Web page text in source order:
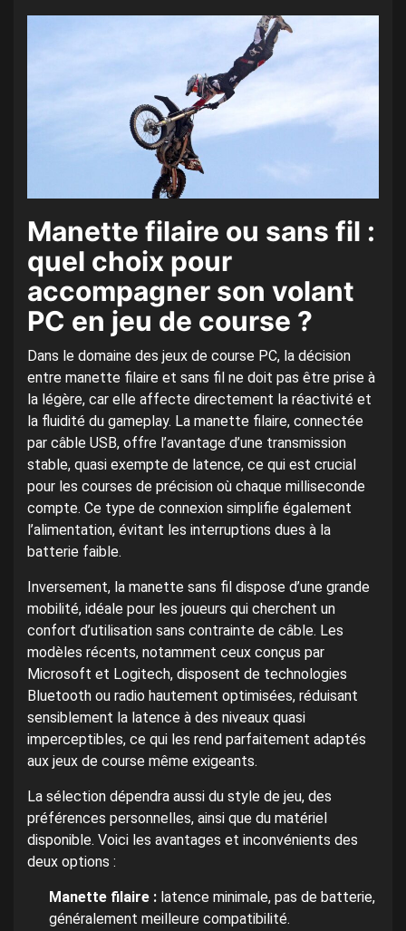
Manette filaire ou sans fil :
quel choix pour
accompagner son volant
PC en jeu de course ?
Dans le domaine des jeux de course PC, la décision
entre manette filaire et sans fil ne doit pas être prise à
la légère, car elle affecte directement la réactivité et
la fluidité du gameplay. La manette filaire, connectée
par câble USB, offre l’avantage d’une transmission
stable, quasi exempte de latence, ce qui est crucial
pour les courses de précision où chaque milliseconde
compte. Ce type de connexion simplifie également
l’alimentation, évitant les interruptions dues à la
batterie faible.
Inversement, la manette sans fil dispose d’une grande
mobilité, idéale pour les joueurs qui cherchent un
confort d’utilisation sans contrainte de câble. Les
modèles récents, notamment ceux conçus par
Microsoft et Logitech, disposent de technologies
Bluetooth ou radio hautement optimisées, réduisant
sensiblement la latence à des niveaux quasi
imperceptibles, ce qui les rend parfaitement adaptés
aux jeux de course même exigeants.
La sélection dépendra aussi du style de jeu, des
préférences personnelles, ainsi que du matériel
disponible. Voici les avantages et inconvénients des
deux options :
Manette filaire : latence minimale, pas de batterie,
généralement meilleure compatibilité.